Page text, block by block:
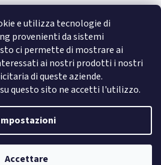
e utilizza tecnologie di
provenienti da sistemi
ci permette di mostrare ai
ai nostri prodotti i nostri
di queste aziende.
questo sito ne accetti l'utilizzo.
Accettare
o
Accesso con Facebook
Accesso con Google
. Tutti i diritti riservati.Modifica delle
dei cookie